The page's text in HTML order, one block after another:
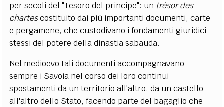
per secoli del "Tesoro del principe": un trèsor des
chartescostituito dai più importanti documenti, carte
e pergamene, che custodivano i fondamenti giuridici
stessi del potere della dinastia sabauda.
Nel medioevo tali documenti accompagnavano
sempre i Savoia nel corso dei loro continui
spostamenti da un territorio all'altro, da un castello
all'altro dello Stato, facendo parte del bagaglio che